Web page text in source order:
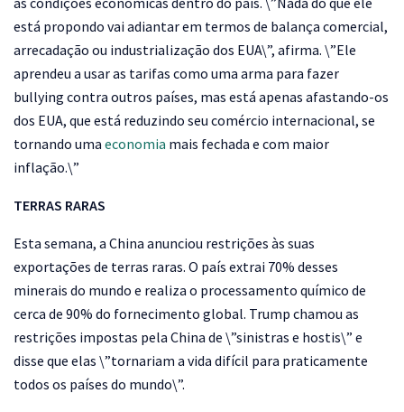
está propondo vai adiantar em termos de balança comercial,
arrecadação ou industrialização dos EUA\”, afirma. \”Ele
aprendeu a usar as tarifas como uma arma para fazer
bullying contra outros países, mas está apenas afastando-os
dos EUA, que está reduzindo seu comércio internacional, se
tornando uma economia mais fechada e com maior
inflação.\”
TERRAS RARAS
Esta semana, a China anunciou restrições às suas
exportações de terras raras. O país extrai 70% desses
minerais do mundo e realiza o processamento químico de
cerca de 90% do fornecimento global. Trump chamou as
restrições impostas pela China de \”sinistras e hostis\” e
disse que elas \”tornariam a vida difícil para praticamente
todos os países do mundo\”.